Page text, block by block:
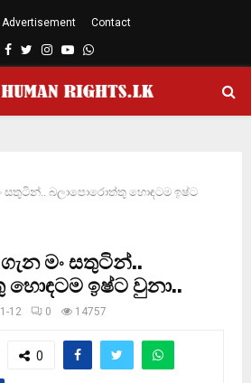
Advertisement Contact
Facebook
TwitterInstagram
YoutubeWhatsapp
සතුටින්.. බලාපොරොත්තු හොඳටම ඉෂ්‍ට
ගැන මං සතුටින්..
ඉෂ්‍ට වුනා..
12 0 14757
0